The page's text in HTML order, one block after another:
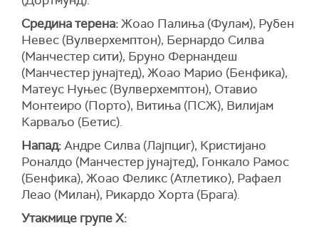
Средина терена:Жоао Палиња (Фулам), Рубен
Невес (Вулверхемптон), Бернардо Силва
(Манчестер сити), Бруно Фернандеш
(Манчестер јунајтед), Жоао Марио (Бенфика),
Матеус Нуњес (Вулверхемптон), Отавио
Монтеиро (Порто), Витиња (ПСЖ), Вилијам
Карваљо (Бетис).
Напад:Андре Силва (Лајпциг), Кристијано
Роналдо (Манчестер јунајтед), Гонкало Рамос
(Бенфика), Жоао Феликс (Атлетико), Рафаел
Леао (Милан), Рикардо Хорта (Брага).
Утакмице групе Х: